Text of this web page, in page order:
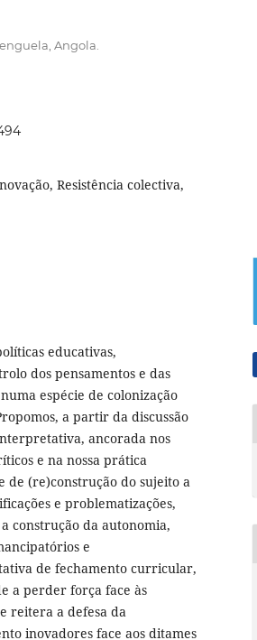
Angola.
Resistência colectiva,
educativas,
dos pensamentos e das
espécie de colonização
a partir da discussão
ancorada nos
e na nossa prática
de (re)construção do sujeito a
e problematizações,
construção da autonomia,
e
de fechamento curricular,
a perder força face às
reitera a defesa da
inovadores face aos ditames